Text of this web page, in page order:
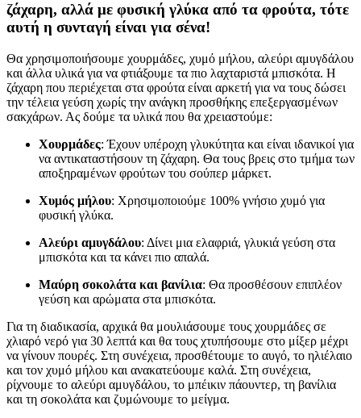
ζάχαρη, αλλά με φυσική γλύκα από τα φρούτα, τότε
αυτή η συνταγή είναι για σένα!
Θα χρησιμοποιήσουμε χουρμάδες, χυμό μήλου, αλεύρι αμυγδάλου
και άλλα υλικά για να φτιάξουμε τα πιο λαχταριστά μπισκότα. Η
ζάχαρη που περιέχεται στα φρούτα είναι αρκετή για να τους δώσει
την τέλεια γεύση χωρίς την ανάγκη προσθήκης επεξεργασμένων
σακχάρων. Ας δούμε τα υλικά που θα χρειαστούμε:
Χουρμάδες: Έχουν υπέροχη γλυκύτητα και είναι ιδανικοί για
να αντικαταστήσουν τη ζάχαρη. Θα τους βρεις στο τμήμα των
αποξηραμένων φρούτων του σούπερ μάρκετ.
Χυμός μήλου: Χρησιμοποιούμε 100% γνήσιο χυμό για
φυσική γλύκα.
Αλεύρι αμυγδάλου: Δίνει μια ελαφριά, γλυκιά γεύση στα
μπισκότα και τα κάνει πιο απαλά.
Μαύρη σοκολάτα και βανίλια: Θα προσθέσουν επιπλέον
γεύση και αρώματα στα μπισκότα.
Για τη διαδικασία, αρχικά θα μουλιάσουμε τους χουρμάδες σε
χλιαρό νερό για 30 λεπτά και θα τους χτυπήσουμε στο μίξερ μέχρι
να γίνουν πουρές. Στη συνέχεια, προσθέτουμε το αυγό, το ηλιέλαιο
και τον χυμό μήλου και ανακατεύουμε καλά. Στη συνέχεια,
ρίχνουμε το αλεύρι αμυγδάλου, το μπέικιν πάουντερ, τη βανίλια
και τη σοκολάτα και ζυμώνουμε το μείγμα.